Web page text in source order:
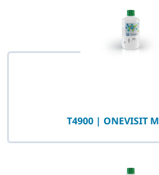
T4900 | ONEVISIT